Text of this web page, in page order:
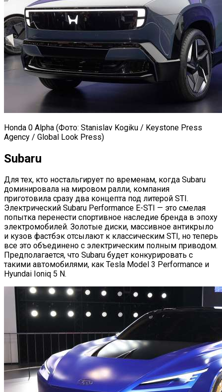
Honda 0 Alpha (Фото: Stanislav Kogiku / Keystone Press
Agency / Global Look Press)
Subaru
Для тех, кто ностальгирует по временам, когда Subaru
доминировала на мировом ралли, компания
приготовила сразу два концепта под литерой STI.
Электрический Subaru Performance E-STI — это смелая
попытка перенести спортивное наследие бренда в эпоху
электромобилей. Золотые диски, массивное антикрыло
и кузов фастбэк отсылают к классическим STI, но теперь
все это объединено с электрическим полным приводом.
Предполагается, что Subaru будет конкурировать с
такими автомобилями, как Tesla Model 3 Performance и
Hyundai Ioniq 5 N.